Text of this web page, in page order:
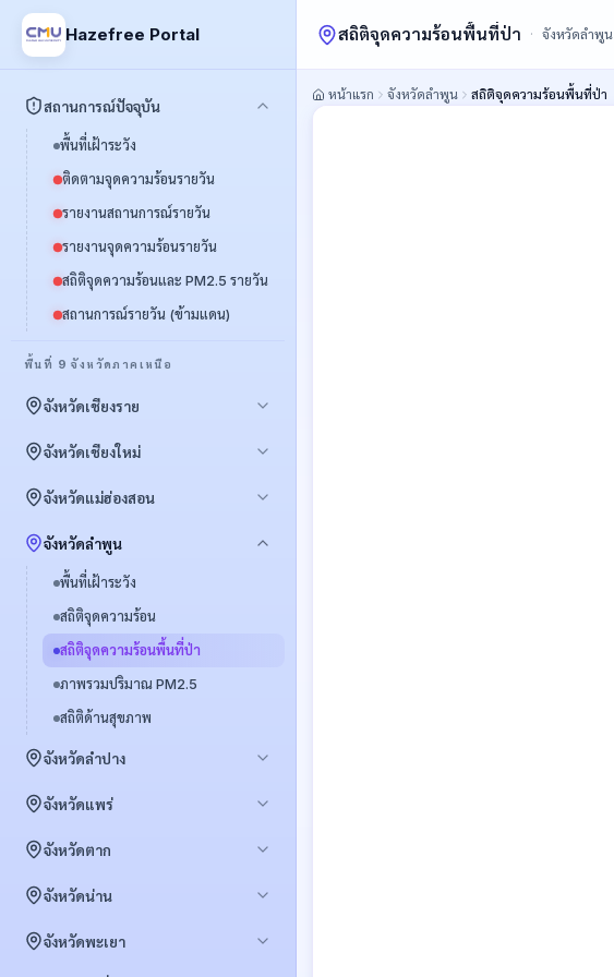
Hazefree Portal
สถานการณ์ปัจจุบัน
พื้นที่เฝ้าระวัง
ติดตามจุดความร้อนรายวัน
รายงานสถานการณ์รายวัน
รายงานจุดความร้อนรายวัน
สถิติจุดความร้อนและ PM2.5 รายวัน
สถานการณ์รายวัน (ข้ามแดน)
พื้นที่ 9 จังหวัดภาคเหนือ
จังหวัดเชียงราย
พื้นที่เฝ้าระวัง
ภาพรวมปริมาณ PM2.5
สถิติด้านสุขภาพ
จังหวัดเชียงใหม่
พื้นที่เฝ้าระวัง
สถิติจุดความร้อนพื้นที่ป่า
สถิติจัดการเชื้อเพลิง (FireD)
พื้นที่เผาไหม้ซ้ำซาก
สถิติข้อมูลเฉพาะของเมือง
ภาพรวมปริมาณ PM2.5
สถิติด้านสุขภาพ
มลพิษทางอากาศ × สุขภาพ
จุดความร้อน × พื้นที่เผาไหม้
จังหวัดแม่ฮ่องสอน
พื้นที่เฝ้าระวัง
สถิติจุดความร้อน
พื้นที่เผาไหม้ซ้ำซาก
สถิติจุดความร้อนพื้นที่ป่า
ภาพรวมปริมาณ PM2.5
สถิติด้านสุขภาพ
จังหวัดลำพูน
พื้นที่เฝ้าระวัง
สถิติจุดความร้อน
สถิติจุดความร้อนพื้นที่ป่า
ภาพรวมปริมาณ PM2.5
สถิติด้านสุขภาพ
จังหวัดลำปาง
พื้นที่เฝ้าระวัง
สถิติจุดความร้อนพื้นที่ป่า
ภาพรวมปริมาณ PM2.5
จังหวัดแพร่
พื้นที่เฝ้าระวัง
ภาพรวมปริมาณ PM2.5
จังหวัดตาก
พื้นที่เฝ้าระวัง
จังหวัดน่าน
พื้นที่เฝ้าระวัง
จังหวัดพะเยา
สถิติจุดความร้อนพื้นที่ป่า จังหวัดลำพูน
หน้าแรก จังหวัดลำพูน สถิติจุดความร้อนพื้นที่ป่า